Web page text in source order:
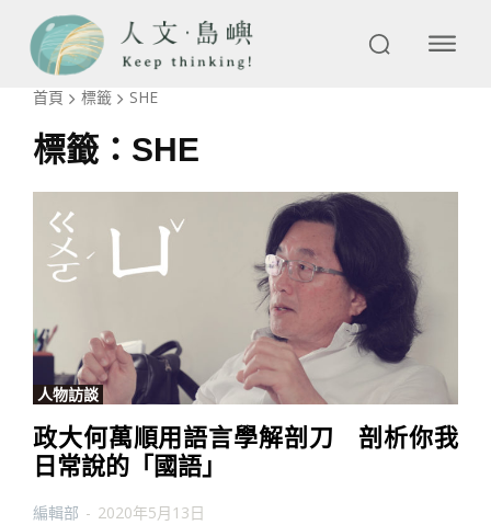
首頁 標籤 SHE
標籤： SHE
人物訪談
政大何萬順用語言學解剖刀 剖析你我
日常說的「國語」
編輯部 - 2020年5月13日